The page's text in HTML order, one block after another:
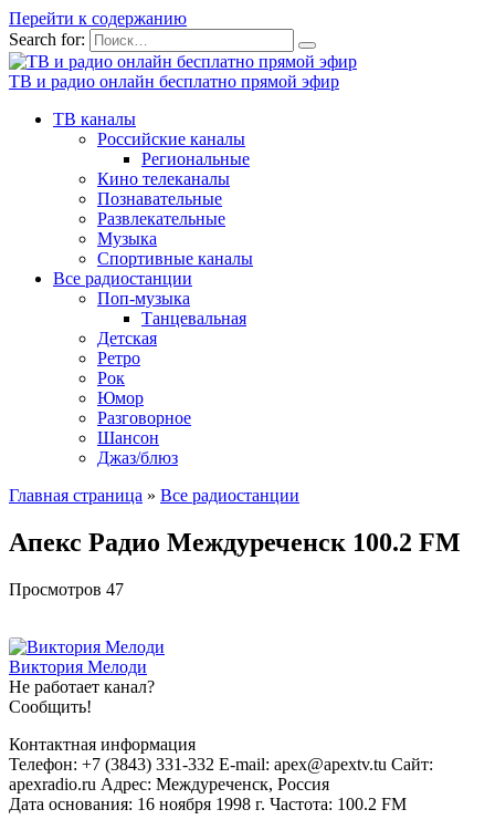
Перейти к содержанию
Search for:
ТВ и радио онлайн бесплатно прямой эфир
ТВ каналы
Российские каналы
Региональные
Кино телеканалы
Познавательные
Развлекательные
Музыка
Спортивные каналы
Все радиостанции
Поп-музыка
Танцевальная
Детская
Ретро
Рок
Юмор
Разговорное
Шансон
Джаз/блюз
Главная страница » Все радиостанции
Апекс Радио Междуреченск 100.2 FM
Просмотров 47
Виктория Мелоди
Не работает канал?
Сообщить!
Контактная информация
Телефон: +7 (3843) 331-332 E-mail: apex@apextv.tu Сайт:
apexradio.ru Адрес: Междуреченск, Россия
Дата основания: 16 ноября 1998 г. Частота: 100.2 FM